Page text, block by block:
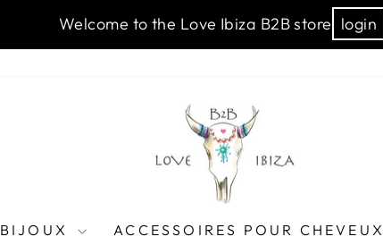
Welcome to the Love Ibiza B2B store login
BIJOUX ACCESSOIRES POUR CHEVEUX